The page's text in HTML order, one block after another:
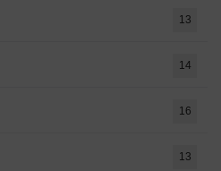
13
14
16
13